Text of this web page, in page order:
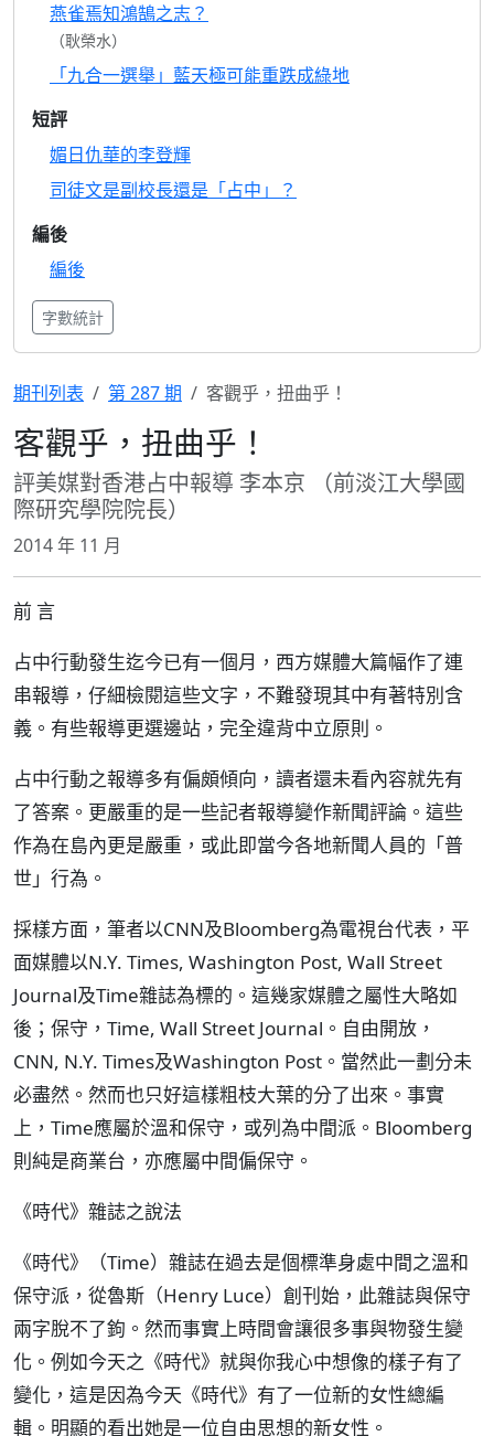
燕雀焉知鴻鵠之志？
（耿榮水）
「九合一選舉」藍天極可能重跌成綠地
短評
媚日仇華的李登輝
司徒文是副校長還是「占中」？
編後
編後
字數統計
期刊列表 第 287 期 客觀乎，扭曲乎！
客觀乎，扭曲乎！
評美媒對香港占中報導 李本京 （前淡江大學國
際研究學院院長）
2014 年 11 月
前 言
占中行動發生迄今已有一個月，西方媒體大篇幅作了連
串報導，仔細檢閱這些文字，不難發現其中有著特別含
義。有些報導更選邊站，完全違背中立原則。
占中行動之報導多有偏頗傾向，讀者還未看內容就先有
了答案。更嚴重的是一些記者報導變作新聞評論。這些
作為在島內更是嚴重，或此即當今各地新聞人員的「普
世」行為。
採樣方面，筆者以CNN及Bloomberg為電視台代表，平
面媒體以N.Y. Times, Washington Post, Wall Street
Journal及Time雜誌為標的。這幾家媒體之屬性大略如
後；保守，Time, Wall Street Journal。自由開放，
CNN, N.Y. Times及Washington Post。當然此一劃分未
必盡然。然而也只好這樣粗枝大葉的分了出來。事實
上，Time應屬於溫和保守，或列為中間派。Bloomberg
則純是商業台，亦應屬中間偏保守。
《時代》雜誌之說法
《時代》（Time）雜誌在過去是個標準身處中間之溫和
保守派，從魯斯（Henry Luce）創刊始，此雜誌與保守
兩字脫不了鉤。然而事實上時間會讓很多事與物發生變
化。例如今天之《時代》就與你我心中想像的樣子有了
變化，這是因為今天《時代》有了一位新的女性總編
輯。明顯的看出她是一位自由思想的新女性。